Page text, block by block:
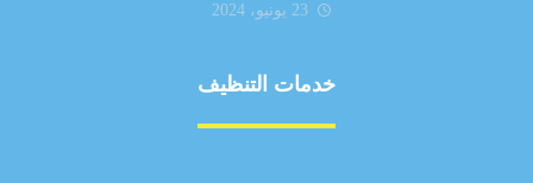
23 يونيو، 2024
خدمات التنظيف